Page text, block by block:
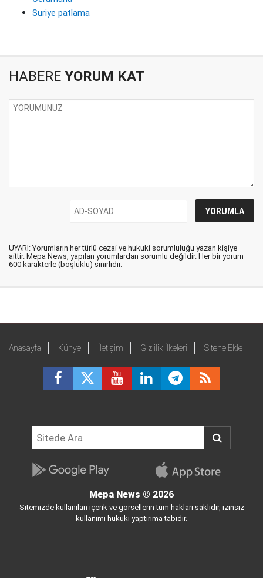
Suriye patlama
HABERE YORUM KAT
UYARI: Yorumların her türlü cezai ve hukuki sorumluluğu yazan kişiye
aittir. Mepa News, yapılan yorumlardan sorumlu değildir. Her bir yorum
600 karakterle (boşluklu) sınırlıdır.
Anasayfa Künye İletişim Gizlilik İlkeleri Sitene Ekle
Mepa News © 2026
Sitemizde kullanılan içerik ve görsellerin tüm hakları saklıdır, izinsiz
kullanımı hukuki yaptırıma tabidir.